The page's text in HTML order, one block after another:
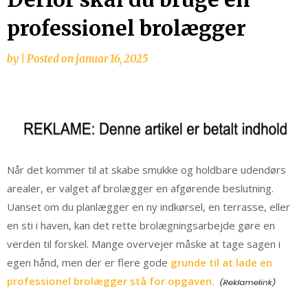
professionel brolægger
by Posted on januar 16, 2025
Når det kommer til at skabe smukke og holdbare udendørs
arealer, er valget af brolægger en afgørende beslutning.
Uanset om du planlægger en ny indkørsel, en terrasse, eller
en sti i haven, kan det rette brolægningsarbejde gøre en
verden til forskel. Mange overvejer måske at tage sagen i
egen hånd, men der er flere gode grunde til at lade en
professionel brolægger stå for opgaven.